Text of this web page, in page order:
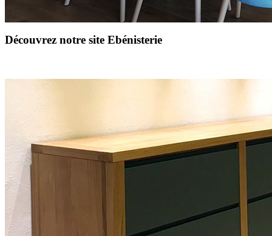
Découvrez notre site Ebénisterie